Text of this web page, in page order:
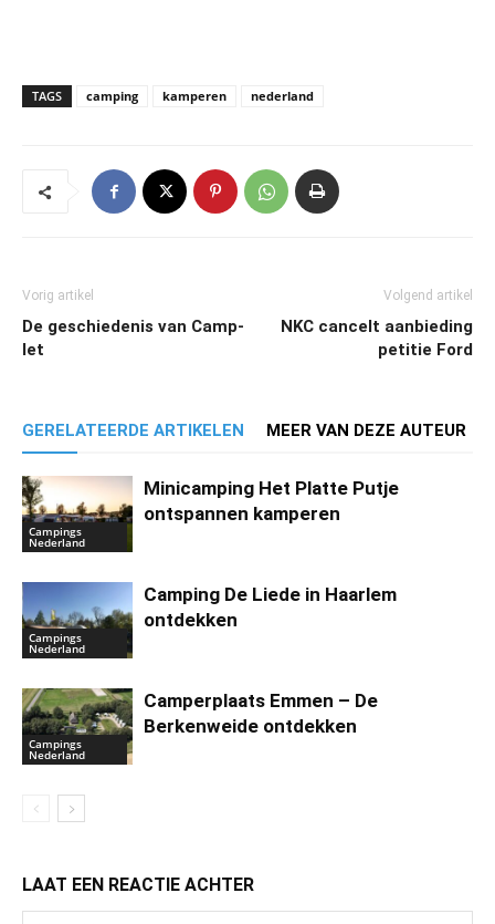
TAGS camping kamperen nederland
Vorig artikel
De geschiedenis van Camp-
let
Volgend artikel
NKC cancelt aanbieding
petitie Ford
GERELATEERDE ARTIKELEN MEER VAN DEZE AUTEUR
Campings
Nederland
Minicamping Het Platte Putje
ontspannen kamperen
Campings
Nederland
Camping De Liede in Haarlem
ontdekken
Campings
Nederland
Camperplaats Emmen – De
Berkenweide ontdekken
LAAT EEN REACTIE ACHTER